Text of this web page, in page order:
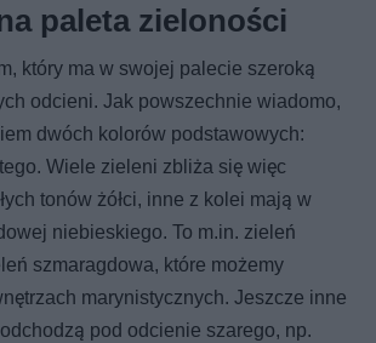
paleta zieloności
który ma w swojej palecie szeroką
odcieni. Jak powszechnie wiadomo,
dwóch kolorów podstawowych:
Wiele zieleni zbliża się więc
tonów żółci, inne z kolei mają w
niebieskiego. To m.in. zieleń
szmaragdowa, które możemy
marynistycznych. Jeszcze inne
pod odcienie szarego, np.